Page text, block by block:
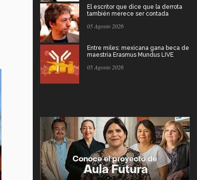
El escritor que dice que la derrota
también merece ser contada
05 Agosto 2026
Entre miles: mexicana gana beca de
maestría Erasmus Mundus LIVE
05 Agosto 2026